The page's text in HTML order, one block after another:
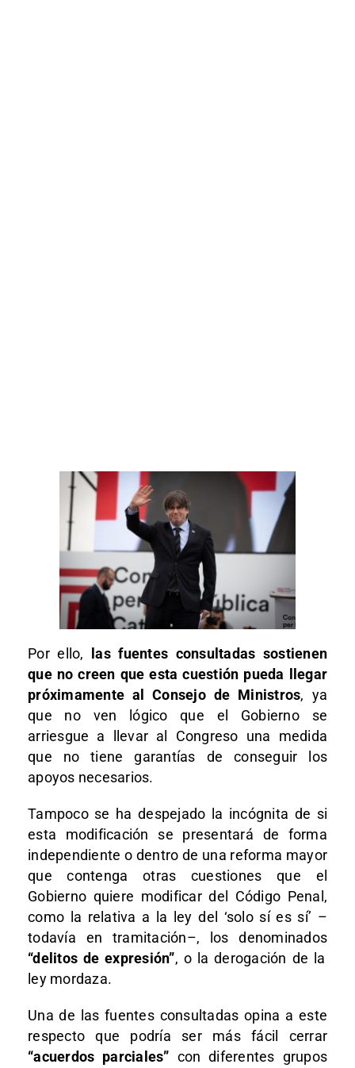
Por ello, las fuentes consultadas sostienen
que no creen que esta cuestión pueda llegar
próximamente al Consejo de Ministros, ya
que no ven lógico que el Gobierno se
arriesgue a llevar al Congreso una medida
que no tiene garantías de conseguir los
apoyos necesarios.
Tampoco se ha despejado la incógnita de si
esta modificación se presentará de forma
independiente o dentro de una reforma mayor
que contenga otras cuestiones que el
Gobierno quiere modificar del Código Penal,
como la relativa a la ley del ‘solo sí es sí’ –
todavía en tramitación–, los denominados
“delitos de expresión”, o la derogación de la
ley mordaza.
Una de las fuentes consultadas opina a este
respecto que podría ser más fácil cerrar
“acuerdos parciales” con diferentes grupos